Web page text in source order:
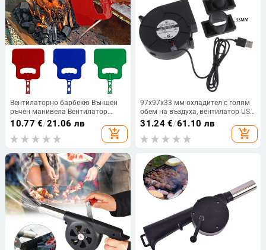
Вентилаторно барбекю Външен
ръчен манивела Вентилатор
Вентилатор Поддържащо
горенето Ръчно барбекю Грил
Барбекю
10.77 €/21.06 лв
add_shopping_cart
97x97x33 мм охладител с голям
обем на въздуха, вентилатор USB
5V с въздуховод за барбекю на
31.24€/61.10 лв
add_shopping_cart